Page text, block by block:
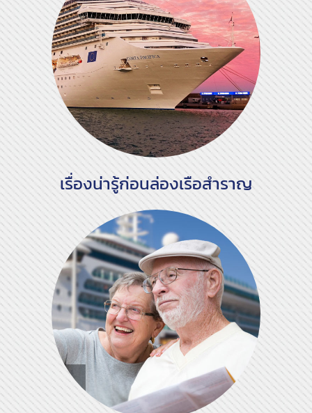
เรื่องน่ารู้ก่อนล่องเรือสำราญ